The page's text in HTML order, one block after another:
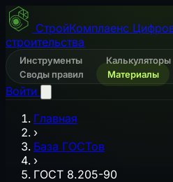
СтройКомплаенс
строительства
Инструменты Калькуляторы
Своды правил
Материалы
Войти
Главная
›
База ГОСТов
›
ГОСТ 8.205-90